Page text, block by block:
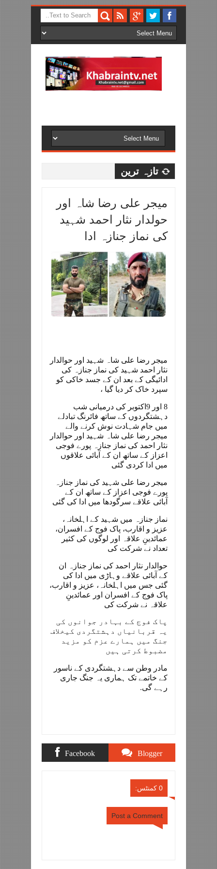
تازہ ترین
میجر علی رضا شاہ اور
حولدار نثار احمد شہید
کی نماز جنازہ ادا
میجر رضا علی شاہ شہید اور حوالدار
نثار احمد شہید کی نماز جنازہ کی
ادائیگی کے بعد ان کے جسد خاکی کو
سپرد خاک کر دیا گیا ،
8 اور 9اکتوبر کی درمیانی شب
دہشتگردوں کے ساتھ فائرنگ تبادلے
میں جام شہادت نوش کرنے والے
میجر رضا علی شاہ شہید اور حوالدار
نثار احمد کی نماز جنازہ پورے فوجی
اعزاز کے ساتھ ان کے آبائی علاقوں
میں ادا کردی گئی
میجر رضا علی شہید کی نماز جنازہ
پورے فوجی اعزاز کے ساتھ ان کے
آبائی علاقے سرگودھا میں ادا کی گئی
نماز جنازہ میں شہید کے اہلخانہ،
عزیز و اقارب، پاک فوج کے افسران،
عمائدینِ علاقہ اور لوگوں کی کثیر
تعداد نے شرکت کی
حوالدار نثار احمد کی نماز جنازہ ان
کے آبائی علاقے وہاڑی میں ادا کی
گئی جس میں اہلخانہ، عزیز و اقارب،
پاک فوج کے افسران اور عمائدینِ
علاقہ نے شرکت کی
پاک فوج کے بہادر جوانوں کی
یہ قربانیاں دہشتگردی کیخلاف
جنگ میں ہمارے عزم کو مزید
مضبوط کرتی ہیں
مادر وطن سے دہشتگردی کے ناسور
کے خاتمے تک ہماری یہ جنگ جاری
رہے گی.
Blogger
Facebook
0 کمنٹس:
Post a Comment